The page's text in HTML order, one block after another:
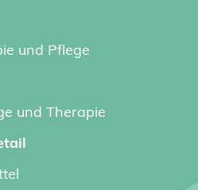
und Pflege
und Therapie